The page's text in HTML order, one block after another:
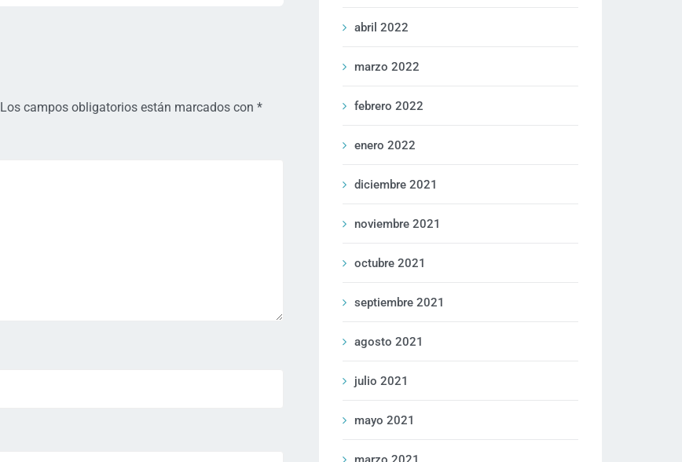
Los campos obligatorios están marcados con *
abril 2022
marzo 2022
febrero 2022
enero 2022
diciembre 2021
noviembre 2021
octubre 2021
septiembre 2021
agosto 2021
julio 2021
mayo 2021